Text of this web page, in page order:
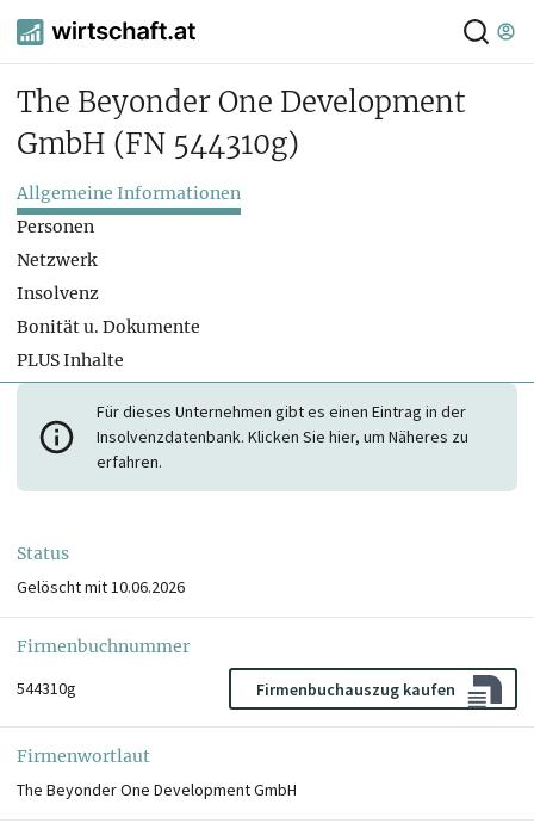
The Beyonder One Development
GmbH (FN 544310g)
Allgemeine Informationen
Personen
Netzwerk
Insolvenz
Bonität u. Dokumente
PLUS Inhalte
Für dieses Unternehmen gibt es einen Eintrag in der
Insolvenzdatenbank. Klicken Sie hier, um Näheres zu
erfahren.
Status
Gelöscht mit 10.06.2026
Firmenbuchnummer
544310g
Firmenbuchauszug kaufen
Firmenwortlaut
The Beyonder One Development GmbH